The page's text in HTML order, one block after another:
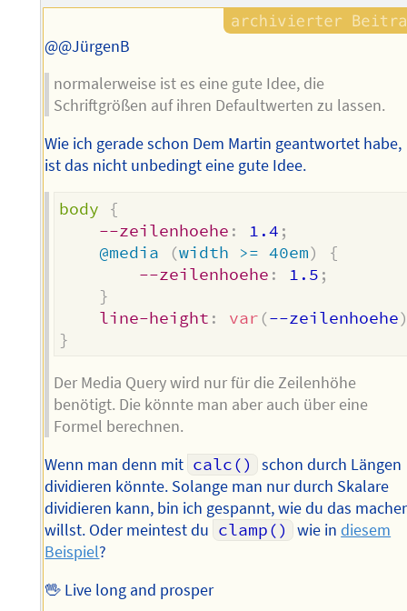
@@JürgenB
normalerweise ist es eine gute Idee, die
Schriftgrößen auf ihren Defaultwerten zu lassen.
Wie ich gerade schon Dem Martin geantwortet habe,
ist das nicht unbedingt eine gute Idee.
body
{
--zeilenhoehe : 1.4 ;
@media
(width >= 40em)
{
--zeilenhoehe : 1.5 ;
}
line-height : var (--zeilenhoehe
}
Der Media Query wird nur für die Zeilenhöhe
benötigt. Die könnte man aber auch über eine
Formel berechnen.
Wenn man denn mit calc()
schon durch Längen
dividieren könnte. Solange man nur durch Skalare
dividieren kann, bin ich gespannt, wie du das
willst. Oder meintest du clamp() wie indiesem
Beispiel?
🖖 Live long and prosper